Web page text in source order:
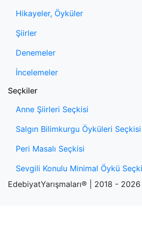
Hikayeler, Öyküler
Şiirler
Denemeler
İncelemeler
Seçkiler
Anne Şiirleri Seçkisi
Salgın Bilimkurgu Öyküleri Seçkisi
Peri Masalı Seçkisi
Sevgili Konulu Minimal Öykü
EdebiyatYarışmaları® | 2018 - 2026